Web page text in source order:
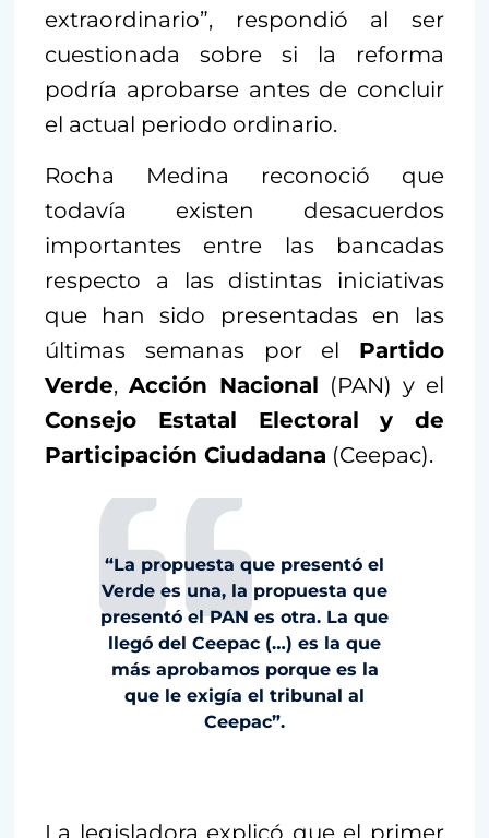
extraordinario”, respondió al ser
cuestionada sobre si la reforma
podría aprobarse antes de concluir
el actual periodo ordinario.
Rocha Medina reconoció que
todavía existen desacuerdos
importantes entre las bancadas
respecto a las distintas iniciativas
que han sido presentadas en las
últimas semanas por el Partido
Verde, Acción Nacional (PAN) y el
Consejo Estatal Electoral y de
Participación Ciudadana (Ceepac).
“La propuesta que presentó el
Verde es una, la propuesta que
presentó el PAN es otra. La que
llegó del Ceepac (…) es la que
más aprobamos porque es la
que le exigía el tribunal al
Ceepac”.